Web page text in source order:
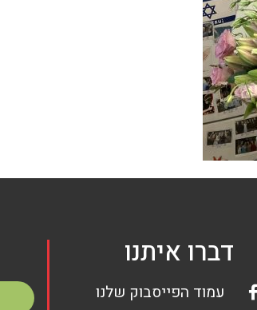
דברו איתנו
עמוד הפייסבוק שלנו